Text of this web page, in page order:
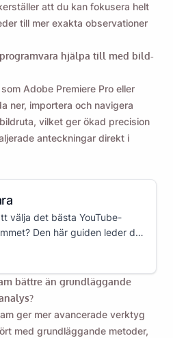
att du kan fokusera helt
till mer exakta observationer
hjälpa till med bild-
Adobe Premiere Pro eller
ner, importera och navigera
vilket ger ökad precision
anteckningar direkt i
välja det bästa YouTube-
Den här guiden leder dig
och hjälper dig att välja
bättre än grundläggande
ger mer avancerade verktyg
med grundläggande metoder,